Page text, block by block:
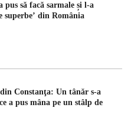
pus să facă sarmale și l-a
superbe’ din România
Constanţa: Un tânăr s-a
a pus mâna pe un stâlp de